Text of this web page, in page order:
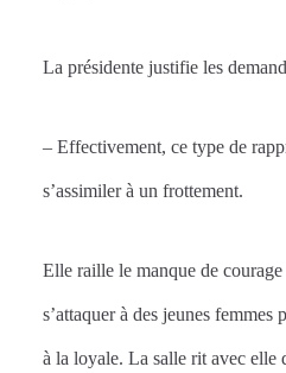
La présidente justifie les
– Effectivement, ce type de
s’assimiler à un frottement.
Elle raille le manque de
s’attaquer à des jeunes femmes
à la loyale. La salle rit avec elle